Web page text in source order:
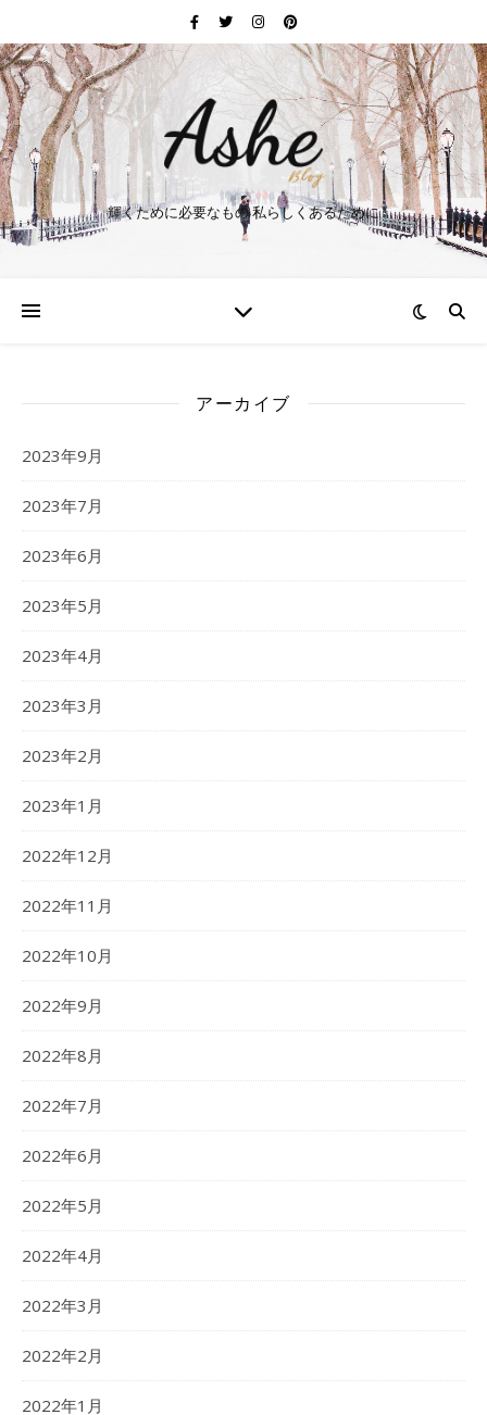
輝くために必要なもの 私らしくあるために
アーカイブ
2023年9月
2023年7月
2023年6月
2023年5月
2023年4月
2023年3月
2023年2月
2023年1月
2022年12月
2022年11月
2022年10月
2022年9月
2022年8月
2022年7月
2022年6月
2022年5月
2022年4月
2022年3月
2022年2月
2022年1月